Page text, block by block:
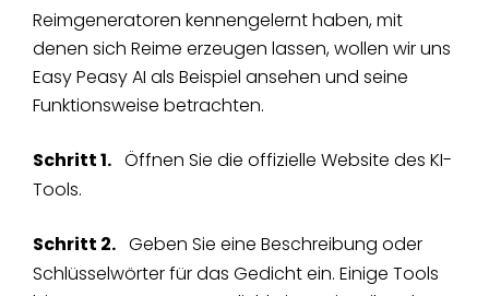
Reimgeneratoren kennengelernt haben, mit
denen sich Reime erzeugen lassen, wollen wir uns
Easy Peasy AI als Beispiel ansehen und seine
Funktionsweise betrachten.
Schritt 1. Öffnen Sie die offizielle Website des KI-
Tools.
Schritt 2. Geben Sie eine Beschreibung oder
Schlüsselwörter für das Gedicht ein. Einige Tools